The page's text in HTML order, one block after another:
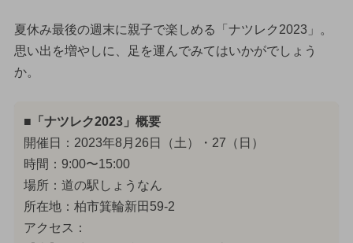
夏休み最後の週末に親子で楽しめる「ナツレク2023」。
思い出を増やしに、足を運んでみてはいかがでしょう
か。
■「ナツレク2023」概要
開催日：2023年8月26日（土）・27（日）
時間：9:00〜15:00
場所：道の駅しょうなん
所在地：柏市箕輪新田59-2
アクセス：